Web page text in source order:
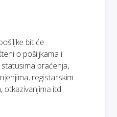
bit će
o pošiljkama i
praćenja,
registarskim
otkazivanjima itd.